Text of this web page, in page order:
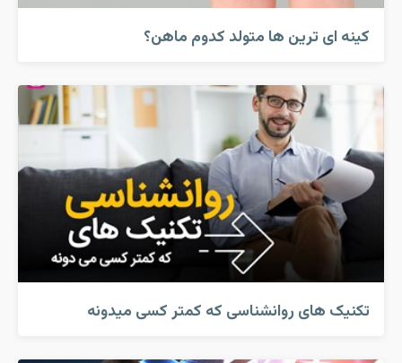
کینه ای ترین ها متولد کدوم ماهن؟
تکنیک های روانشناسی که کمتر کسی میدونه